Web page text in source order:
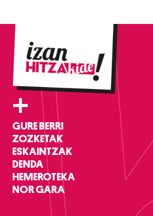
+
GURE BERRI
ZOZKETAK
ESKAINTZAK
DENDA
HEMEROTEKA
NOR GARA